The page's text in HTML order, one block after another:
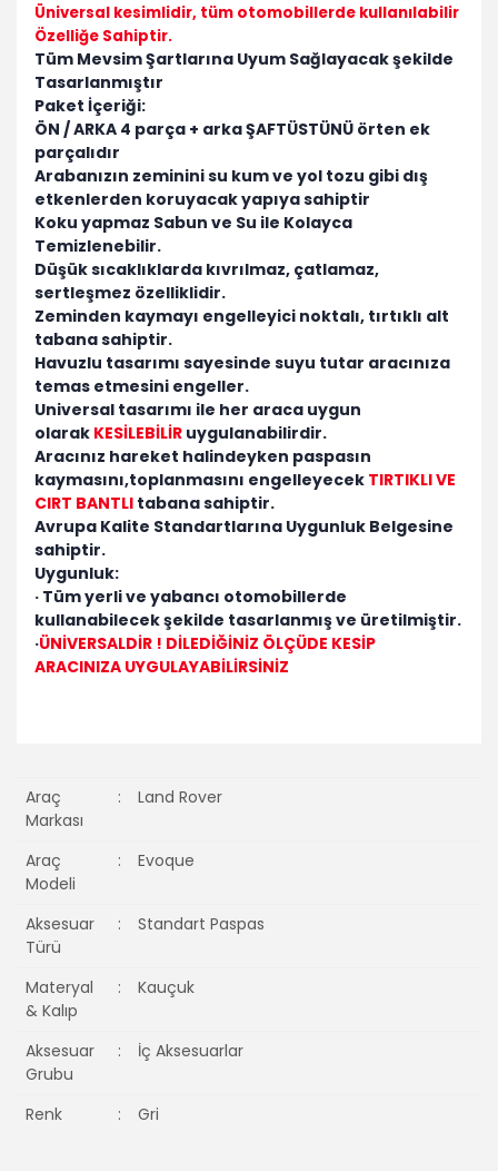
Üniversal kesimlidir, tüm otomobillerde kullanılabilir
Özelliğe Sahiptir.
Tüm Mevsim Şartlarına Uyum Sağlayacak şekilde
Tasarlanmıştır
Paket İçeriği:
ÖN / ARKA 4 parça + arka ŞAFTÜSTÜNÜ örten ek
parçalıdır
Arabanızın zeminini su kum ve yol tozu gibi dış
etkenlerden koruyacak yapıya sahiptir
Koku yapmaz Sabun ve Su ile Kolayca
Temizlenebilir.
Düşük sıcaklıklarda kıvrılmaz, çatlamaz,
sertleşmez özelliklidir.
Zeminden kaymayı engelleyici noktalı, tırtıklı alt
tabana sahiptir.
Havuzlu tasarımı sayesinde suyu tutar aracınıza
temas etmesini engeller.
Universal tasarımı ile her araca uygun
olarak KESİLEBİLİR uygulanabilirdir.
Aracınız hareket halindeyken paspasın
kaymasını,toplanmasını engelleyecek TIRTIKLI VE
CIRT BANTLI tabana sahiptir.
Avrupa Kalite Standartlarına Uygunluk Belgesine
sahiptir.
Uygunluk:
· Tüm yerli ve yabancı otomobillerde
kullanabilecek şekilde tasarlanmış ve üretilmiştir.
·ÜNİVERSALDİR ! DİLEDİĞİNİZ ÖLÇÜDE KESİP
ARACINIZA UYGULAYABİLİRSİNİZ
Araç
Markası
: Land Rover
Araç
Modeli
: Evoque
Aksesuar
Türü
: Standart Paspas
Materyal
& Kalıp
: Kauçuk
Aksesuar
Grubu
: İç Aksesuarlar
Renk : Gri